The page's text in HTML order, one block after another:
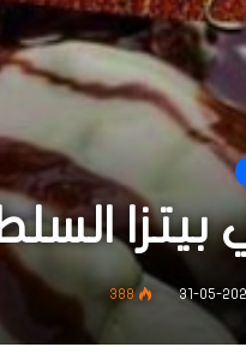
388